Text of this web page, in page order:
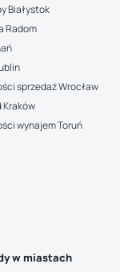
Białystok
Radom
sprzedaż Wrocław
Kraków
wynajem Toruń
w miastach